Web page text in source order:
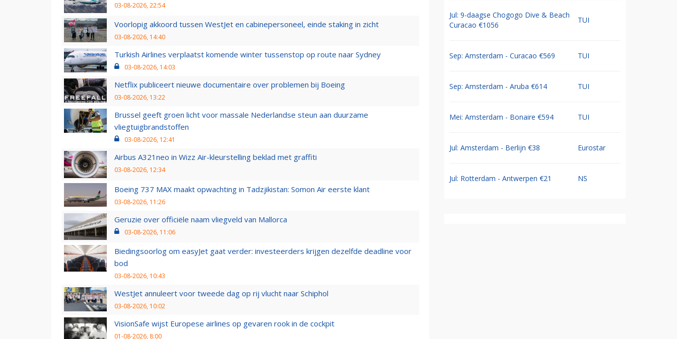
03-08-2026, 22:54
Voorlopig akkoord tussen WestJet en cabinepersoneel, einde staking in zicht
03-08-2026, 14:40
Turkish Airlines verplaatst komende winter tussenstop op route naar Sydney
03-08-2026, 14:03
Netflix publiceert nieuwe documentaire over problemen bij Boeing
03-08-2026, 13:22
Brussel geeft groen licht voor massale Nederlandse steun aan duurzame
vliegtuigbrandstoffen
03-08-2026, 12:41
Airbus A321neo in Wizz Air-kleurstelling beklad met graffiti
03-08-2026, 12:34
Boeing 737 MAX maakt opwachting in Tadzjikistan: Somon Air eerste klant
03-08-2026, 11:26
Geruzie over officiële naam vliegveld van Mallorca
03-08-2026, 11:06
Biedingsoorlog om easyJet gaat verder: investeerders krijgen dezelfde deadline voor
bod
03-08-2026, 10:43
WestJet annuleert voor tweede dag op rij vlucht naar Schiphol
03-08-2026, 10:02
VisionSafe wijst Europese airlines op gevaren rook in de cockpit
01-08-2026, 8:00
Jul: 9-daagse Chogogo Dive & Beach
Curacao €1056
TUI
Sep: Amsterdam - Curacao €569 TUI
Sep: Amsterdam - Aruba €614 TUI
Mei: Amsterdam - Bonaire €594 TUI
Jul: Amsterdam - Berlijn €38 Eurostar
Jul: Rotterdam - Antwerpen €21 NS